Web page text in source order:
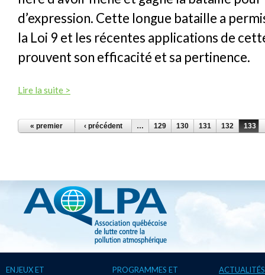
d’expression. Cette longue bataille a
la Loi 9 et les récentes applications de
prouvent son efficacité et sa pertinence.
Lire la suite >
PAGES
« premier ‹ précédent … 129 130 131 132 133
ENJEUX ET
PROGRAMMES ET
ACTUALITÉS